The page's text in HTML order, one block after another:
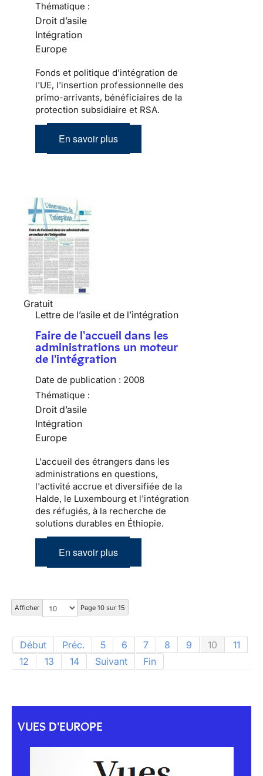
Thématique :
Droit d’asile
Intégration
Europe
Fonds et politique d'intégration de
l'UE, l'insertion professionnelle des
primo-arrivants, bénéficiaires de la
protection subsidiaire et RSA.
En savoir plus
Gratuit
Lettre de l’asile et de l’intégration
Faire de l'accueil dans les
administrations un moteur
de l'intégration
Date de publication : 2008
Thématique :
Droit d’asile
Intégration
Europe
L'accueil des étrangers dans les
administrations en questions,
l'activité accrue et diversifiée de la
Halde, le Luxembourg et l'intégration
des réfugiés, à la recherche de
solutions durables en Éthiopie.
En savoir plus
Afficher Page 10 sur 15
Début Préc. 5 6 7 8 9 10
11
12
13 14 Suivant Fin
VUES D'EUROPE